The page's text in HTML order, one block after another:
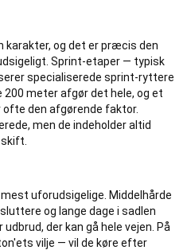
karakter, og det er præcis den
Sprint-etaper — typisk
specialiserede sprint-ryttere
meter afgør det hele, og et
den afgørende faktor.
men de indeholder altid
uforudsigelige. Middelhårde
og lange dage i sadlen
der kan gå hele vejen. På
vilje — vil de køre efter